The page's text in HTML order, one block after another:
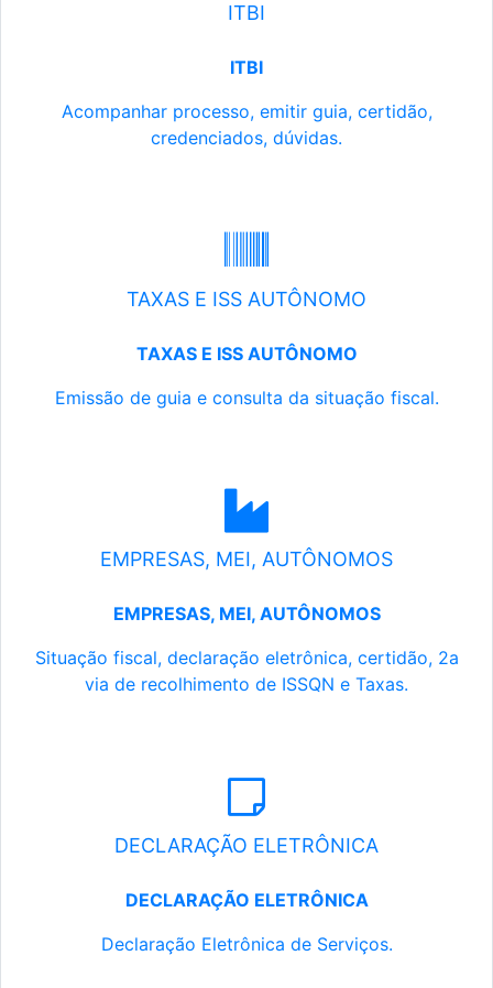
ITBI
ITBI
Acompanhar processo, emitir guia, certidão,
credenciados, dúvidas.
TAXAS E ISS AUTÔNOMO
TAXAS E ISS AUTÔNOMO
Emissão de guia e consulta da situação fiscal.
EMPRESAS, MEI, AUTÔNOMOS
EMPRESAS, MEI, AUTÔNOMOS
Situação fiscal, declaração eletrônica, certidão, 2a
via de recolhimento de ISSQN e Taxas.
DECLARAÇÃO ELETRÔNICA
DECLARAÇÃO ELETRÔNICA
Declaração Eletrônica de Serviços.